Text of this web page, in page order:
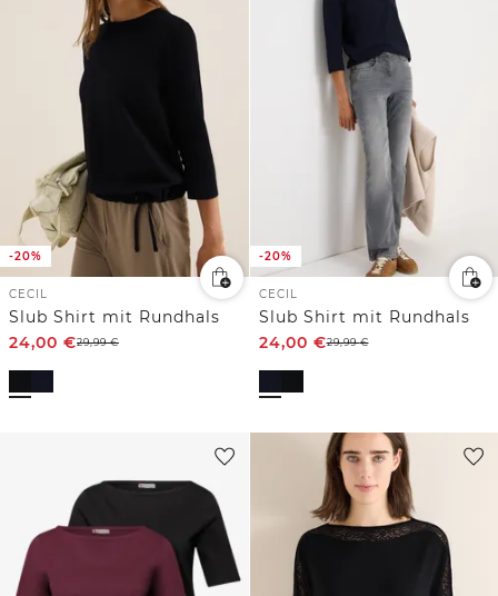
-20%
CECIL
Slub Shirt mit Rundhals
24,00 €29,99€
-20%
CECIL
Slub Shirt mit Rundhals
24,00 €29,99€